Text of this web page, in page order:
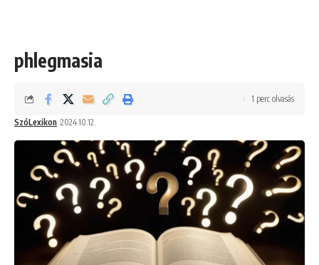
phlegmasia
SzóLexikon 2024.10.12.
1 perc olvasás